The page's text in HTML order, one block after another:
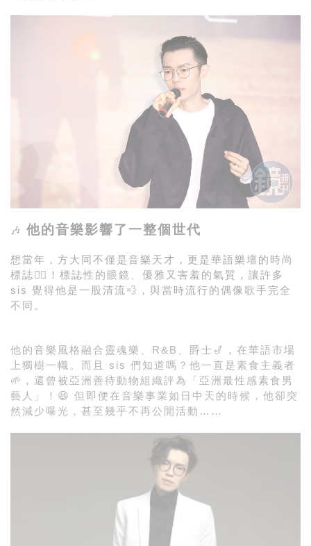
🎶 他的音樂影響了一整個世代
想當年，方大同不僅是音樂天才，更是華語樂壇的時尚
標誌🤵‍♂️！標誌性的眼鏡、優雅又害羞的氣質，讓許多
sis 覺得他是一股清流💨，與當時流行的偶像歌手完全
不同。
他的音樂風格融合靈魂樂、R&B、爵士🎷，在華語市場
上獨樹一幟。而且 sis 們知道嗎？他一直是素食主義者
🌱，還曾被亞洲善待動物組織評為「亞洲最性感素食男
藝人」！😆 但即便在音樂事業如日中天的時候，他卻突
然減少曝光，甚至幾乎不再公開活動……